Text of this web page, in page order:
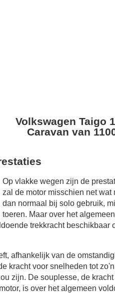
Volkswagen Taigo
Caravan van
Op vlakke wegen zijn de
zal de motor misschien net
dan normaal bij solo gebruik,
toeren. Maar over het
trekkracht beschikbaar
afhankelijk van de
kracht voor snelheden tot zo'n
zijn. De souplesse, de
is over het algemeen